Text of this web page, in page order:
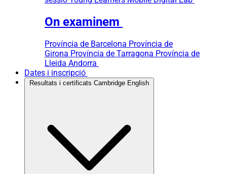
On examinem
Província de Barcelona Província de
Girona Província de Tarragona Província de
Lleida Andorra
Dates i inscripció